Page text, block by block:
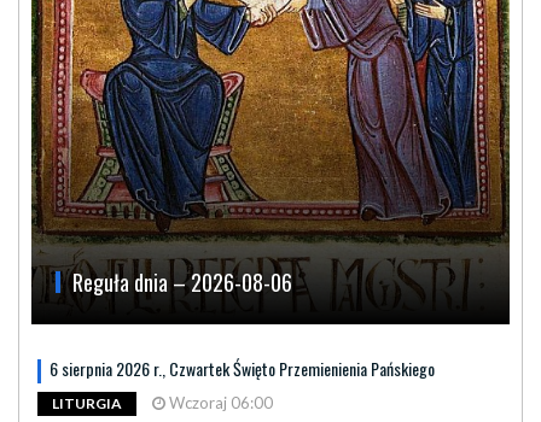
Reguła dnia – 2026-08-06
6 sierpnia 2026 r., Czwartek Święto Przemienienia Pańskiego
LITURGIA Wczoraj 06:00